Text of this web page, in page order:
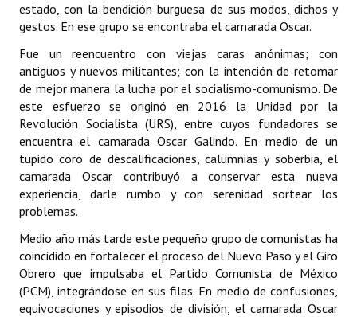
estado, con la bendición burguesa de sus modos, dichos y
gestos. En ese grupo se encontraba el camarada Oscar.
Fue un reencuentro con viejas caras anónimas; con
antiguos y nuevos militantes; con la intención de retomar
de mejor manera la lucha por el socialismo-comunismo. De
este esfuerzo se originó en 2016 la Unidad por la
Revolución Socialista (URS), entre cuyos fundadores se
encuentra el camarada Oscar Galindo. En medio de un
tupido coro de descalificaciones, calumnias y soberbia, el
camarada Oscar contribuyó a conservar esta nueva
experiencia, darle rumbo y con serenidad sortear los
problemas.
Medio año más tarde este pequeño grupo de comunistas ha
coincidido en fortalecer el proceso del Nuevo Paso y el Giro
Obrero que impulsaba el Partido Comunista de México
(PCM), integrándose en sus filas. En medio de confusiones,
equivocaciones y episodios de división, el camarada Oscar